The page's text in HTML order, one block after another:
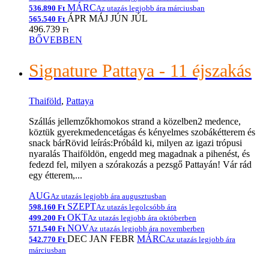
536.890 Ft MÁRCAz utazás legjobb ára márciusban
565.540 Ft ÁPR MÁJ JÚN JÚL
496.739 Ft
BŐVEBBEN
Signature Pattaya - 11 éjszakás
Thaiföld, Pattaya
Szállás jellemzőkhomokos strand a közelben2 medence,
köztük gyerekmedencetágas és kényelmes szobákétterem és
snack bárRövid leírás:Próbáld ki, milyen az igazi trópusi
nyaralás Thaiföldön, engedd meg magadnak a pihenést, és
fedezd fel, milyen a szórakozás a pezsgő Pattayán! Vár rád
egy étterem,...
AUGAz utazás legjobb ára augusztusban
598.160 Ft SZEPTAz utazás legolcsóbb ára
499.200 Ft OKTAz utazás legjobb ára októberben
571.540 Ft NOVAz utazás legjobb ára novemberben
542.770 Ft DEC JAN FEBR MÁRCAz utazás legjobb ára
márciusban